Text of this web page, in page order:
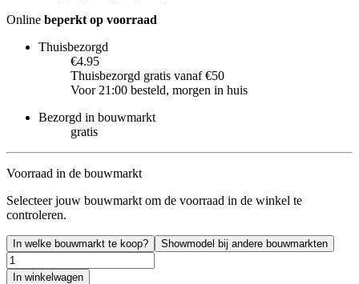
Online beperkt op voorraad
Thuisbezorgd
€4.95
Thuisbezorgd gratis vanaf €50
Voor 21:00 besteld, morgen in huis
Bezorgd in bouwmarkt
gratis
Voorraad in de bouwmarkt
Selecteer jouw bouwmarkt om de voorraad in de winkel te
controleren.
In welke bouwmarkt te koop? Showmodel bij andere bouwmarkten
In winkelwagen